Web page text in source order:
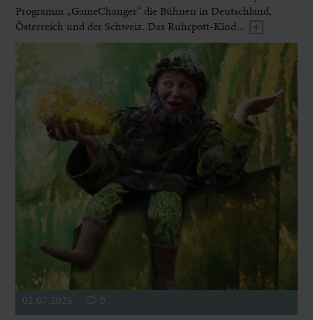
Programm „GameChanger“ die Bühnen in Deutschland,
Österreich und der Schweiz. Das Ruhrpott-Kind...
01.07.2026 0